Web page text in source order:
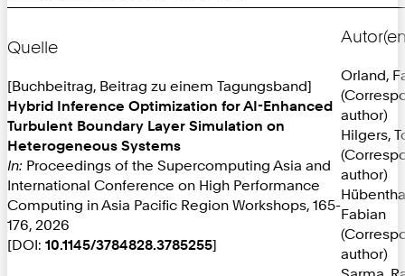
Quelle
[Buchbeitrag, Beitrag zu einem Tagungsband]
Hybrid Inference Optimization for AI-Enhanced
Turbulent Boundary Layer Simulation on
Heterogeneous Systems
In: Proceedings of the Supercomputing Asia and
International Conference on High Performance
Computing in Asia Pacific Region Workshops, 165-
176, 2026
[DOI: 10.1145/3784828.3785255]
Orland,
author)
Hilgers,
author)
Fabian
author)